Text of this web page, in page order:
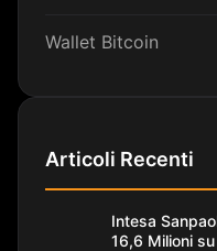
Wallet Bitcoin
Articoli Recenti
Intesa
16,6 Milioni